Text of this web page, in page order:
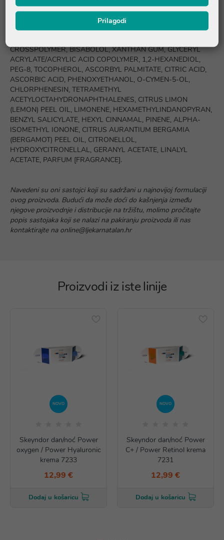
XYLITYLGLUCOSIDE, DIMETHICONE, ISODECYL LAURATE,
CETYL ALCOHOL, BUTYROSPERMUM PARKII (SHEA) BUTTER,
JOJOBA ESTERS, POTASSIUM CETYL PHOSPHATE,
CROSSPOLYMER, BISABOLOL, XANTHAN GUM, GLYCERYL
ACRYLATE/ACRYLIC ACID COPOLYMER, 1,2-HEXANEDIOL,
PEG-8, TOCOPHEROL, ASCORBYL PALMITATE, CITRIC ACID,
ASCORBIC ACID, PHENOXYETHANOL, O-CYMEN-5-OL,
CHLORPHENESIN, TETRAMETHYL
ACETYLOCTAHYDRONAPHTHALENES, CITRUS LIMON
(LEMON) PEEL OIL, LIMONENE, HEXAMETHYLINDANOPYRAN,
BENZYL SALICYLATE, HEXYL CINNAMAL, PINENE, ALPHA-
ISOMETHYL IONONE, CITRUS AURANTIUM BERGAMIA
(BERGAMOT) PEEL OIL, CITRONELLOL,
HYDROXYCITRONELLAL, GERANYL ACETATE, LINALYL
ACETATE, PARFUM [FRAGRANCE].
Navedeni su oni sastojci koji su sadržani u najnovijoj formulaciji
ovog proizvoda. Budući da može doći do kašnjenja između
njegove proizvodnje i distribucije na tržištu, molimo pročitajte
popis sastojaka koji se nalazi na pakiranju proizvoda ili nas
kontaktirajte na online@ljekarnatalan.hr
Proizvodi iz iste linije
NOVO
Skeyndor dan/noć Power
oxygen / Power Hyaluronic
krema 7233
12,99 €
Dodaj u košaricu
NOVO
Skeyndor dan/noć Power
C+ / Power Retinol krema
7231
12,99 €
Dodaj u košaricu
Prilagodi